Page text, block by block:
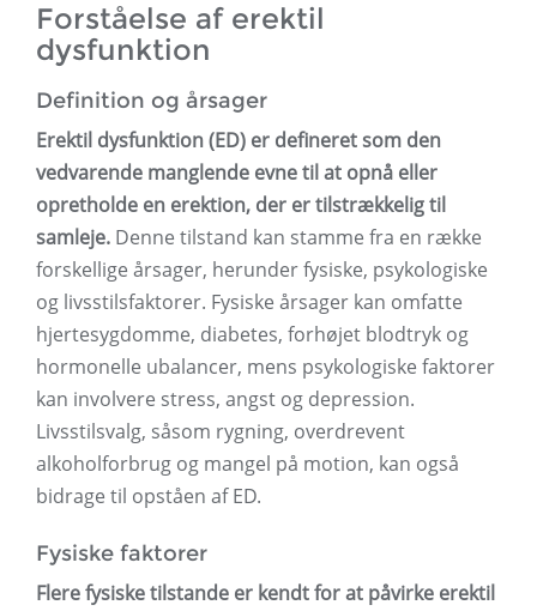
Forståelse af erektil
dysfunktion
Definition og årsager
Erektil dysfunktion (ED) er defineret som den
vedvarende manglende evne til at opnå eller
opretholde en erektion, der er tilstrækkelig til
samleje. Denne tilstand kan stamme fra en række
forskellige årsager, herunder fysiske, psykologiske
og livsstilsfaktorer. Fysiske årsager kan omfatte
hjertesygdomme, diabetes, forhøjet blodtryk og
hormonelle ubalancer, mens psykologiske faktorer
kan involvere stress, angst og depression.
Livsstilsvalg, såsom rygning, overdrevent
alkoholforbrug og mangel på motion, kan også
bidrage til opståen af ​​ED.
Fysiske faktorer
Flere fysiske tilstande er kendt for at påvirke erektil